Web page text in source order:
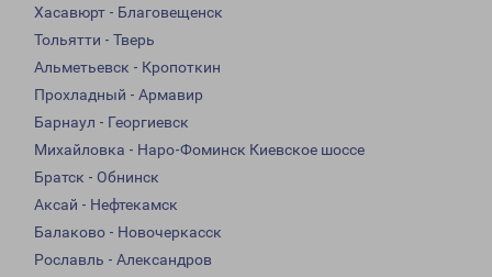
Хасавюрт - Благовещенск
Тольятти - Тверь
Альметьевск - Кропоткин
Прохладный - Армавир
Барнаул - Георгиевск
Михайловка - Наро-Фоминск Киевское шоссе
Братск - Обнинск
Аксай - Нефтекамск
Балаково - Новочеркасск
Рославль - Александров